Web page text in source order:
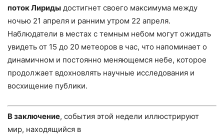
поток Лириды достигнет своего максимума между
ночью 21 апреля и ранним утром 22 апреля.
Наблюдатели в местах с темным небом могут ожидать
увидеть от 15 до 20 метеоров в час, что напоминает о
динамичном и постоянно меняющемся небе, которое
продолжает вдохновлять научные исследования и
восхищение публики.
В заключение, события этой недели иллюстрируют
мир, находящийся в